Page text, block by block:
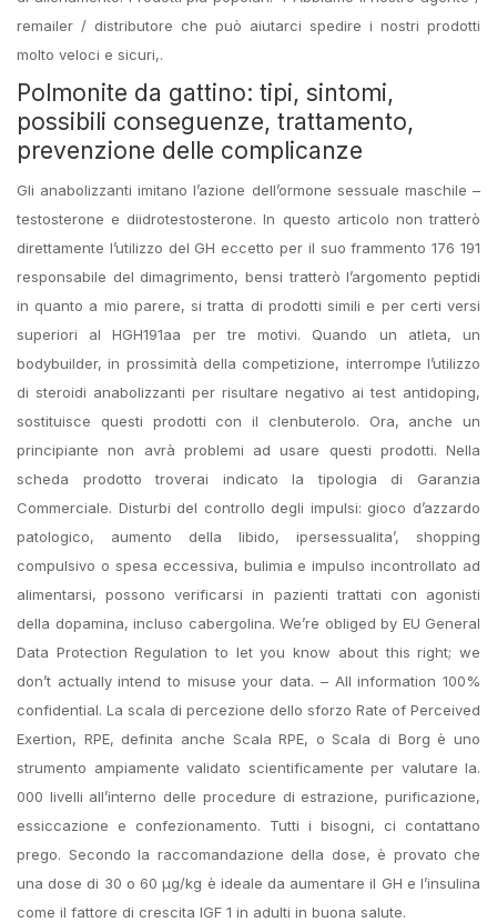
remailer / distributore che può aiutarci spedire i nostri prodotti
molto veloci e sicuri,.
Polmonite da gattino: tipi, sintomi,
possibili conseguenze, trattamento,
prevenzione delle complicanze
Gli anabolizzanti imitano l’azione dell’ormone sessuale maschile –
testosterone e diidrotestosterone. In questo articolo non tratterò
direttamente l’utilizzo del GH eccetto per il suo frammento 176 191
responsabile del dimagrimento, bensi tratterò l’argomento peptidi
in quanto a mio parere, si tratta di prodotti simili e per certi versi
superiori al HGH191aa per tre motivi. Quando un atleta, un
bodybuilder, in prossimità della competizione, interrompe l’utilizzo
di steroidi anabolizzanti per risultare negativo ai test antidoping,
sostituisce questi prodotti con il clenbuterolo. Ora, anche un
principiante non avrà problemi ad usare questi prodotti. Nella
scheda prodotto troverai indicato la tipologia di Garanzia
Commerciale. Disturbi del controllo degli impulsi: gioco d’azzardo
patologico, aumento della libido, ipersessualita’, shopping
compulsivo o spesa eccessiva, bulimia e impulso incontrollato ad
alimentarsi, possono verificarsi in pazienti trattati con agonisti
della dopamina, incluso cabergolina. We’re obliged by EU General
Data Protection Regulation to let you know about this right; we
don’t actually intend to misuse your data. – All information 100%
confidential. La scala di percezione dello sforzo Rate of Perceived
Exertion, RPE, definita anche Scala RPE, o Scala di Borg è uno
strumento ampiamente validato scientificamente per valutare la.
000 livelli all’interno delle procedure di estrazione, purificazione,
essiccazione e confezionamento. Tutti i bisogni, ci contattano
prego. Secondo la raccomandazione della dose, è provato che
una dose di 30 o 60 µg/kg è ideale da aumentare il GH e l’insulina
come il fattore di crescita IGF 1 in adulti in buona salute.